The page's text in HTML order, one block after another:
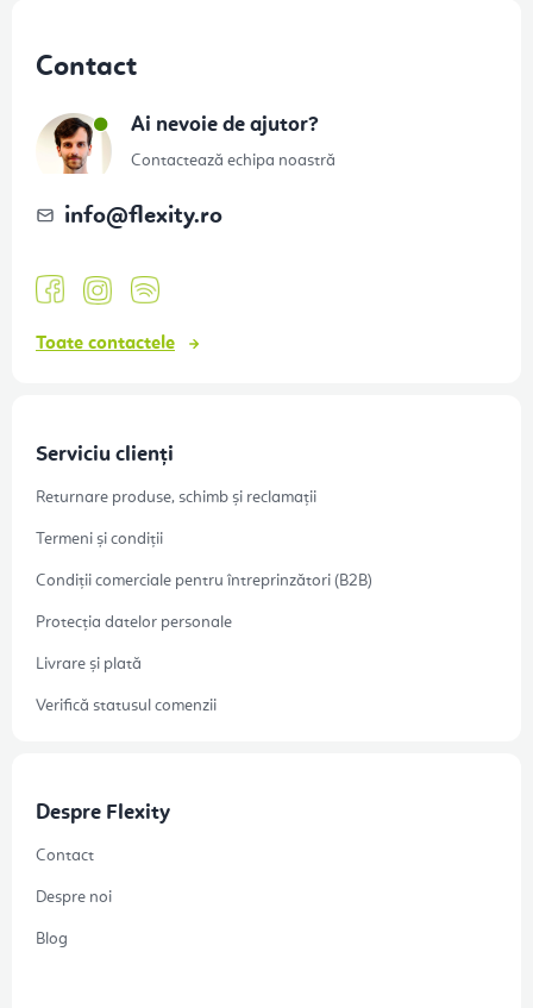
Contact
Ai nevoie de ajutor?
Contactează echipa noastră
info@flexity.ro
Toate contactele
Serviciu clienți
Returnare produse, schimb și reclamații
Termeni și condiții
Condiții comerciale pentru întreprinzători (B2B)
Protecția datelor personale
Livrare și plată
Verifică statusul comenzii
Despre Flexity
Contact
Despre noi
Blog